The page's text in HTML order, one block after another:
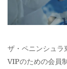
ザ・ペニンシュラ
VIPのための会員